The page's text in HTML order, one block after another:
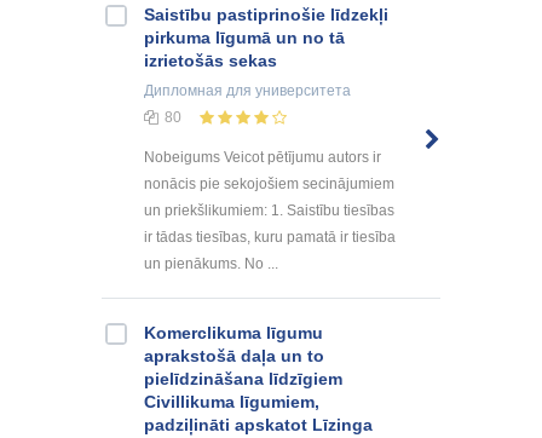
Saistību pastiprinošie līdzekļi
pirkuma līgumā un no tā
izrietošās sekas
Дипломная для университета
80
Nobeigums Veicot pētījumu autors ir
nonācis pie sekojošiem secinājumiem
un priekšlikumiem: 1. Saistību tiesības
ir tādas tiesības, kuru pamatā ir tiesība
un pienākums. No ...
Komerclikuma līgumu
aprakstošā daļa un to
pielīdzināšana līdzīgiem
Civillikuma līgumiem,
padziļināti apskatot Līzinga